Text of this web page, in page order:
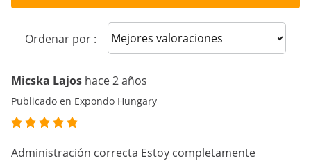
Ordenar por : Sort reviews
Micska Lajos hace 2 años
Publicado en Expondo Hungary
Administración correcta Estoy completamente